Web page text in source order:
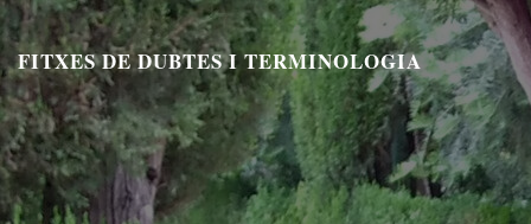
Aneu
al
contingut
FITXES DE DUBTES I TERMINOLOGIA